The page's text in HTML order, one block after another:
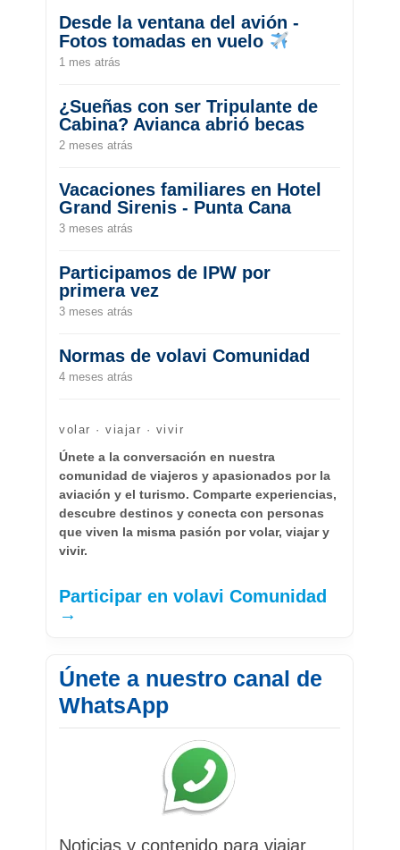
Desde la ventana del avión -
Fotos tomadas en vuelo
1 mes atrás
¿Sueñas con ser Tripulante de
Cabina? Avianca abrió becas
2 meses atrás
Vacaciones familiares en Hotel
Grand Sirenis - Punta Cana
3 meses atrás
Participamos de IPW por
primera vez
3 meses atrás
Normas de volavi Comunidad
4 meses atrás
volar · viajar · vivir
Únete a la conversación en nuestra
comunidad de viajeros y apasionados por la
aviación y el turismo. Comparte experiencias,
descubre destinos y conecta con personas
que viven la misma pasión por volar, viajar y
vivir.
Participar en volavi Comunidad
→
Únete a nuestro canal de
WhatsApp
Noticias y contenido para viajar